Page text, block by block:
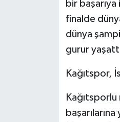
bir
finalde
dünya
gurur
Kağıtspor,